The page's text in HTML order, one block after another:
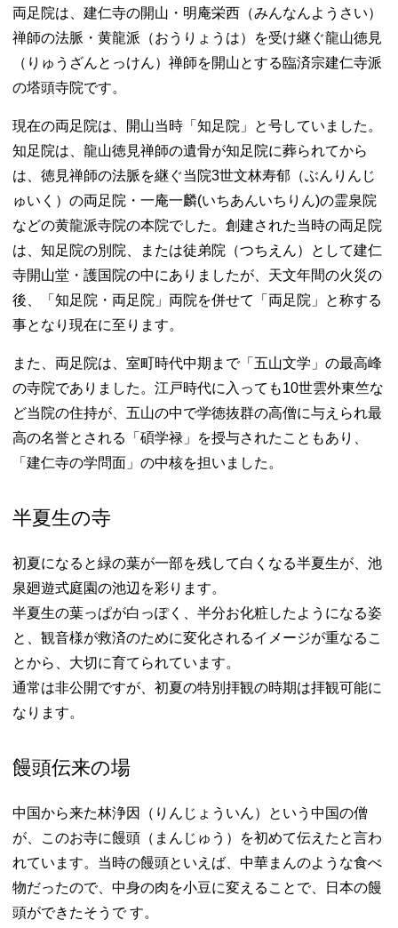
両足院は、建仁寺の開山・明庵栄西（みんなんようさい）
禅師の法脈・黄龍派（おうりょうは）を受け継ぐ龍山徳見
（りゅうざんとっけん）禅師を開山とする臨済宗建仁寺派
の塔頭寺院です。
現在の両足院は、開山当時「知足院」と号していました。
知足院は、龍山徳見禅師の遺骨が知足院に葬られてから
は、徳見禅師の法脈を継ぐ当院3世文林寿郁（ぶんりんじ
ゅいく）の両足院・一庵一麟(いちあんいちりん)の霊泉院
などの黄龍派寺院の本院でした。創建された当時の両足院
は、知足院の別院、または徒弟院（つちえん）として建仁
寺開山堂・護国院の中にありましたが、天文年間の火災の
後、「知足院・両足院」両院を併せて「両足院」と称する
事となり現在に至ります。
また、両足院は、室町時代中期まで「五山文学」の最高峰
の寺院でありました。江戸時代に入っても10世雲外東竺な
ど当院の住持が、五山の中で学徳抜群の高僧に与えられ最
高の名誉とされる「碩学禄」を授与されたこともあり、
「建仁寺の学問面」の中核を担いました。
半夏生の寺
初夏になると緑の葉が一部を残して白くなる半夏生が、池
泉廻遊式庭園の池辺を彩ります。
半夏生の葉っぱが白っぽく、半分お化粧したようになる姿
と、観音様が救済のために変化されるイメージが重なるこ
とから、大切に育てられています。
通常は非公開ですが、初夏の特別拝観の時期は拝観可能に
なります。
饅頭伝来の場
中国から来た林浄因（りんじょういん）という中国の僧
が、このお寺に饅頭（まんじゅう）を初めて伝えたと言わ
れています。当時の饅頭といえば、中華まんのような食べ
物だったので、中身の肉を小豆に変えることで、日本の饅
頭ができたそうで す。